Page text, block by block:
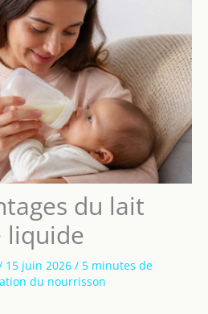
du lait
liquide
15 juin 2026 / 5 minutes de
du nourrisson